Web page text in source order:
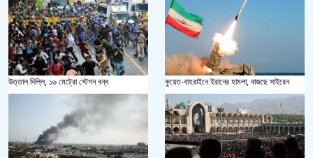
উত্তাল দিল্লি, ১৬ মেট্রো স্টেশন বন্ধ কুয়েত-বাহরাইনে ইরানের হামলা, বাজছে সাইরেন